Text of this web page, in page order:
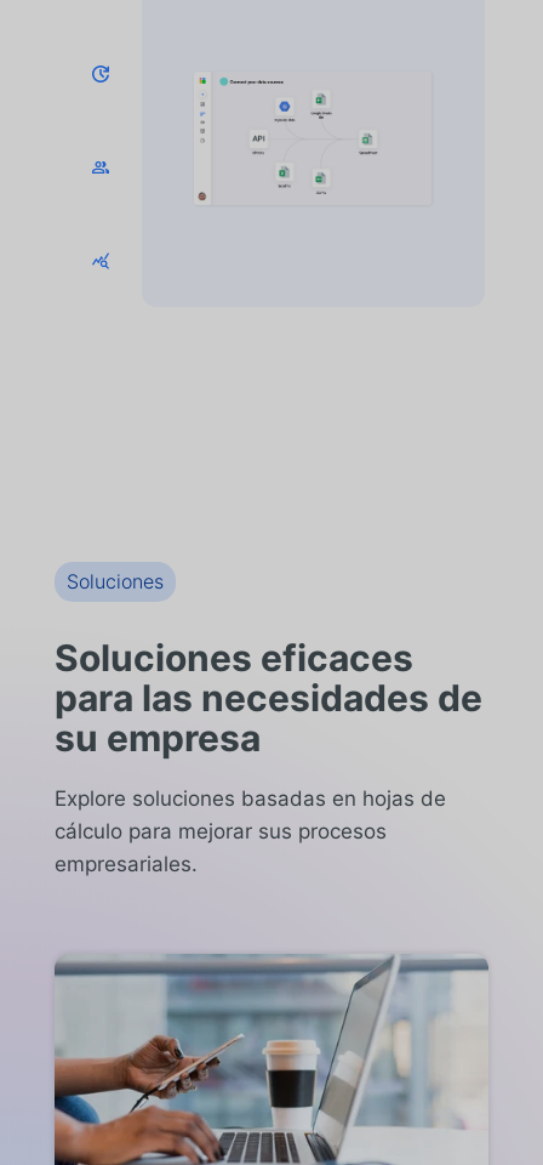
Soluciones
Soluciones eficaces
para las necesidades de
su empresa
Explore soluciones basadas en hojas de
cálculo para mejorar sus procesos
empresariales.